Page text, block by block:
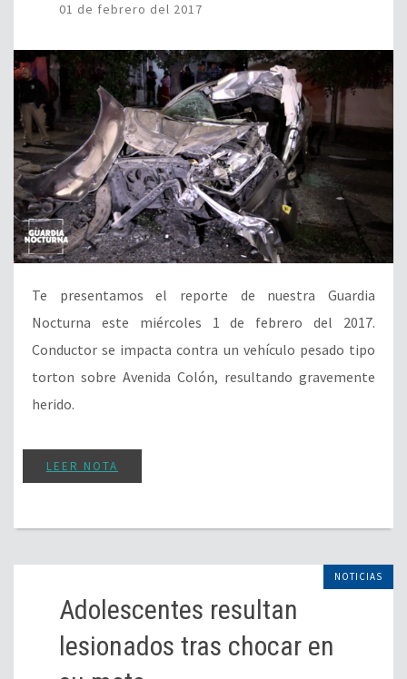
01 de febrero del 2017
Te presentamos el reporte de nuestra Guardia
Nocturna este miércoles 1 de febrero del 2017.
Conductor se impacta contra un vehículo pesado tipo
torton sobre Avenida Colón, resultando gravemente
herido.
LEER NOTA
NOTICIAS
Adolescentes resultan
lesionados tras chocar en